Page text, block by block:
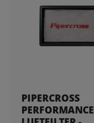
PIPERCROSS
PERFORMANCE